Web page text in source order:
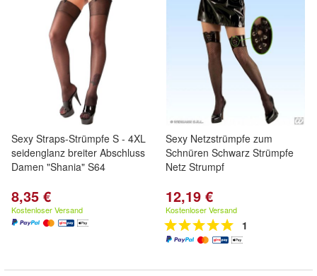
Sexy Straps-Strümpfe S - 4XL
seidenglanz breiter Abschluss
Damen "Shania" S64
8,35 €
Kostenloser Versand
Sexy Netzstrümpfe zum
Schnüren Schwarz Strümpfe
Netz Strumpf
12,19 €
Kostenloser Versand
1